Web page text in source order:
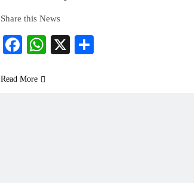
Share this News
Facebook
WhatsApp
X
Read More